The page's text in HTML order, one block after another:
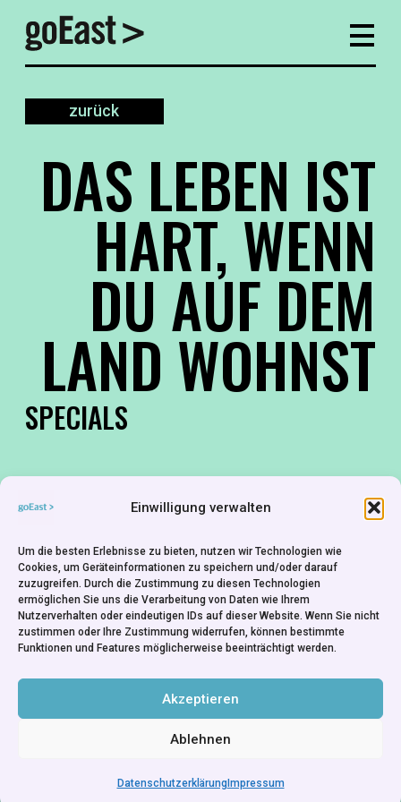
Einwilligung verwalten
Um die besten Erlebnisse zu bieten, nutzen wir Technologien wie
Cookies, um Geräteinformationen zu speichern und/oder darauf
zuzugreifen. Durch die Zustimmung zu diesen Technologien
ermöglichen Sie uns die Verarbeitung von Daten wie Ihrem
Nutzerverhalten oder eindeutigen IDs auf dieser Website. Wenn Sie nicht
zustimmen oder Ihre Zustimmung widerrufen, können bestimmte
Funktionen und Features möglicherweise beeinträchtigt werden.
Akzeptieren
Ablehnen
DatenschutzerklärungImpressum
zurück
DAS LEBEN IST
HART, WENN
DU AUF DEM
LAND WOHNST
SPECIALS
LAND WOHNST / LIFE IS HARD, WHEN YOU
DEU 2011 / 1 min
Regie: Stefan Vogt